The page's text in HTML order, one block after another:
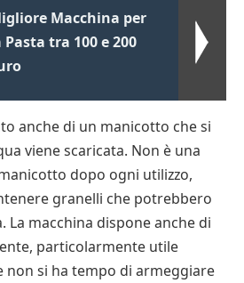
Macchina per
Pasta tra 100 e 200
anche di un manicotto che si
viene scaricata. Non è una
dopo ogni utilizzo,
granelli che potrebbero
La macchina dispone anche di
particolarmente utile
non si ha tempo di armeggiare